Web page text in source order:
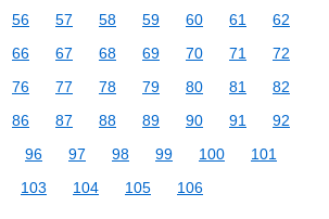
56 57 58 59 60 61
62
66 67 68 69 70 71
72
76 77 78 79 80 81
82
86 87 88 89 90 91
92
96 97 98 99 100
101
103 104 105 106